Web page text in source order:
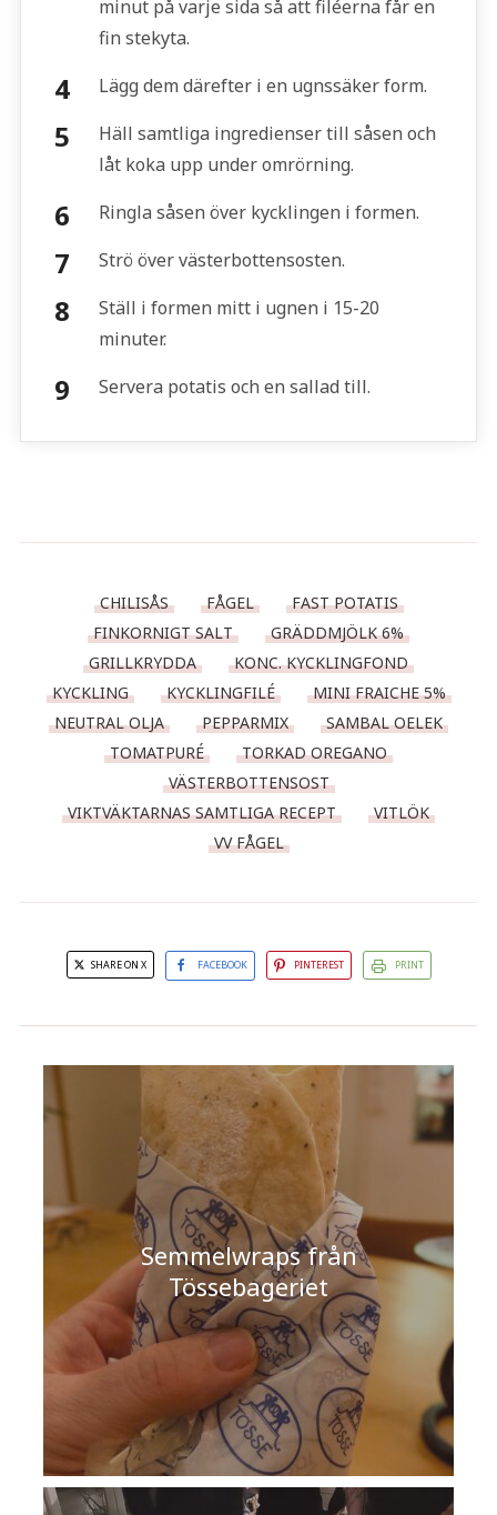
minut på varje sida så att filéerna får en
fin stekyta.
Lägg dem därefter i en ugnssäker form.
Häll samtliga ingredienser till såsen och
låt koka upp under omrörning.
Ringla såsen över kycklingen i formen.
Strö över västerbottensosten.
Ställ i formen mitt i ugnen i 15-20
minuter.
Servera potatis och en sallad till.
CHILISÅS FÅGEL
FAST POTATIS
FINKORNIGT SALT
GRÄDDMJÖLK 6%
GRILLKRYDDA
KONC. KYCKLINGFOND
KYCKLING
KYCKLINGFILÉ
MINI FRAICHE 5%
NEUTRAL OLJA
PEPPARMIX
SAMBAL OELEK
TOMATPURÉ
TORKAD OREGANO
VÄSTERBOTTENSOST
VIKTVÄKTARNAS SAMTLIGA RECEPT
VITLÖK
VV FÅGEL
SHARE ON X FACEBOOK PINTEREST PRINT
Semmelwraps från
Tössebageriet